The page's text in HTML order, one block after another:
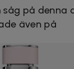
såg på denna
även på